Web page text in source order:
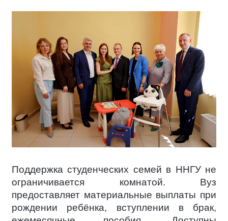
Поддержка студенческих семей в ННГУ не
ограничивается комнатой. Вуз
предоставляет материальные выплаты при
рождении ребёнка, вступлении в брак,